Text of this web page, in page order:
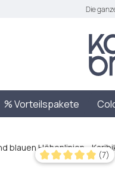
Die
% Vorteilspakete
Durchschnittliche
(7)